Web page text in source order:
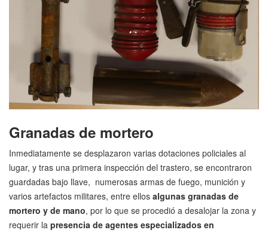
Granadas de mortero
Inmediatamente se desplazaron varias dotaciones policiales al
lugar, y tras una primera inspección del trastero, se encontraron
guardadas bajo llave, numerosas armas de fuego, munición y
varios artefactos militares, entre ellos algunas granadas de
mortero y de mano, por lo que se procedió a desalojar la zona y
requerir la presencia de agentes especializados en